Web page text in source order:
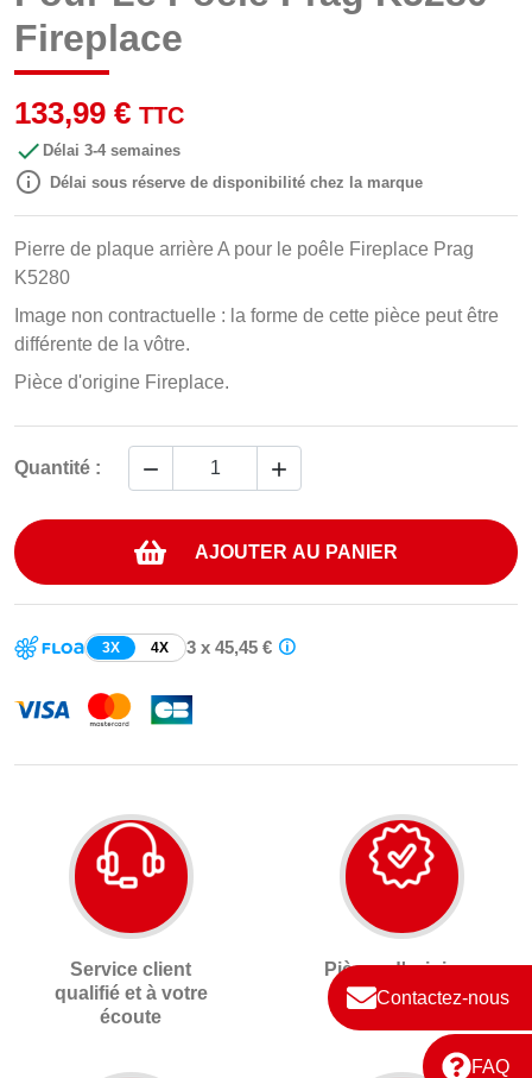
Contactez-nous
FAQ
Fireplace
133,99 € TTC
 Délai 3-4 semaines
 Délai sous réserve de disponibilité chez la marque
Pierre de plaque arrière A pour le poêle Fireplace Prag
K5280
Image non contractuelle : la forme de cette pièce peut être
différente de la vôtre.
Pièce d'origine Fireplace.
Quantité :  
AJOUTER AU PANIER
3X 4X 3 x 45,45 €
Service client
qualifié et à votre
écoute
Pièces d'origines
neuves